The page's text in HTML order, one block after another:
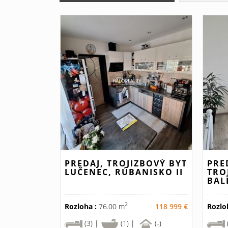
PREDAJ, TROJIZBOVÝ BYT
LUČENEC, RÚBANISKO II
Rozloha : 76.00 m2
118 999 €
(3) |
(1) | (-)